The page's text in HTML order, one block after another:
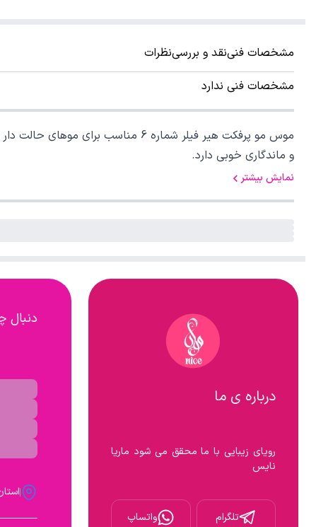
مشخصات فنینقد و بررسینظرات
مشخصات فنی ندارد
موس مو پرفکت هیر فیلر شماره 6
و ماندگاری خوبی دارد.
نمایش بیشتر
درباره ی ما
نایس
تلگرام واتساپ
دنبال